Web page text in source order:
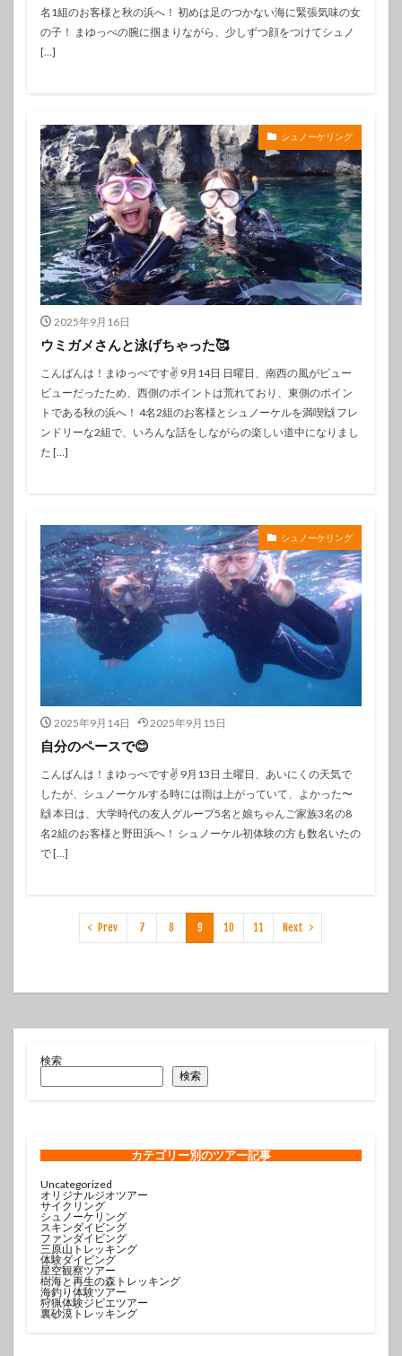
名1組のお客様と秋の浜へ！ 初めは足のつかない海に緊張気味の女
の子！ まゆっぺの腕に掴まりながら、少しずつ顔をつけてシュノ
[…]
シュノーケリング
2025年9月16日
ウミガメさんと泳げちゃった🥰
こんばんは！まゆっぺです✌️ 9月14日 日曜日、南西の風がビュー
ビューだったため、西側のポイントは荒れており、東側のポイン
トである秋の浜へ！ 4名2組のお客様とシュノーケルを満喫🙌 フレ
ンドリーな2組で、いろんな話をしながらの楽しい道中になりまし
た […]
シュノーケリング
2025年9月14日 2025年9月15日
自分のペースで😊
こんばんは！まゆっぺです✌️ 9月13日 土曜日、あいにくの天気で
したが、シュノーケルする時には雨は上がっていて、よかった〜
🙌 本日は、大学時代の友人グループ5名と娘ちゃんご家族3名の8
名2組のお客様と野田浜へ！ シュノーケル初体験の方も数名いたの
で […]
Prev 7 8 9 10 11 Next
検索
検索
カテゴリー別のツアー記事
Uncategorized
オリジナルジオツアー
サイクリング
シュノーケリング
スキンダイビング
ファンダイビング
三原山トレッキング
体験ダイビング
星空観察ツアー
樹海と再生の森トレッキング
海釣り体験ツアー
狩猟体験ジビエツアー
裏砂漠トレッキング